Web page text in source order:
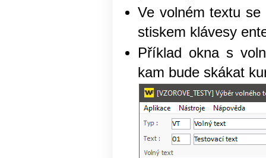
Ve volném textu
stiskem klávesy
Příklad okna s
kam bude skákat